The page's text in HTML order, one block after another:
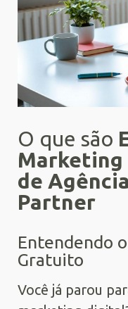
O que são
Marketing
de
Partner
Entendendo
Gratuito
Você já parou